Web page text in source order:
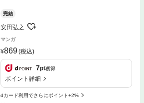
完結
安田弘之
マンガ
869(税込)
7pt獲得
ポイント詳細
dカード利用でさらにポイント+2%